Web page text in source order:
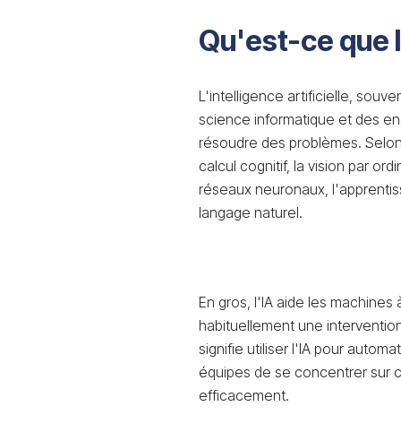
Qu'est-ce que
L'intelligence artificielle,
science informatique et des
résoudre des problèmes.
calcul cognitif, la vision par
réseaux neuronaux,
langage naturel.
En gros, l'IA aide les
habituellement une
signifie utiliser l'IA pour
équipes de se concentrer sur
efficacement.